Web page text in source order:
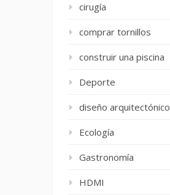
cirugía
comprar tornillos
construir una piscina
Deporte
diseño arquitectónico
Ecología
Gastronomía
HDMI